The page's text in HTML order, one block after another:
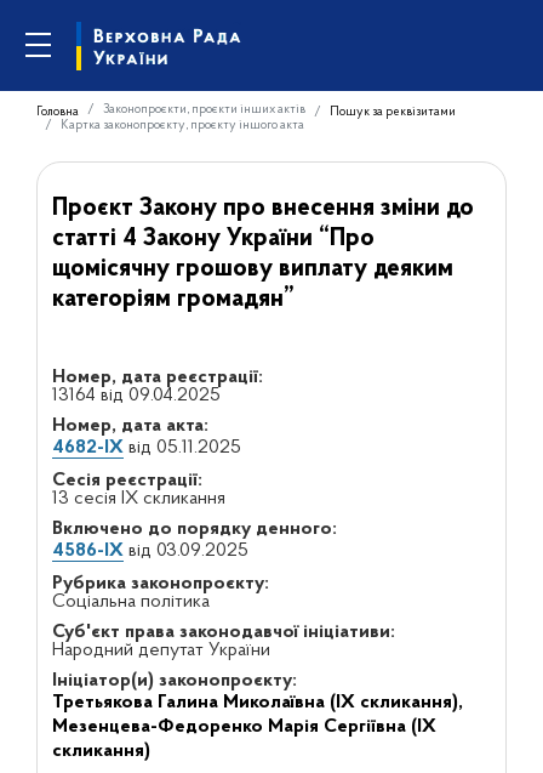
Головна Законопроєкти, проєкти інших актів
Пошук за реквізитами
Картка законопроєкту, проєкту іншого акта
Проєкт Закону про внесення зміни до
статті 4 Закону України “Про
щомісячну грошову виплату деяким
категоріям громадян”
Номер, дата реєстрації:
13164 від 09.04.2025
Номер, дата акта:
4682-IXвід 05.11.2025
Сесія реєстрації:
13 сесія IX скликання
Включено до порядку денного:
4586-IXвід 03.09.2025
Рубрика законопроєкту:
Соціальна політика
Суб'єкт права законодавчої ініціативи:
Народний депутат України
Ініціатор(и) законопроєкту:
Третьякова Галина Миколаївна (IX скликання),
Мезенцева-Федоренко Марія Сергіївна (IX
скликання)